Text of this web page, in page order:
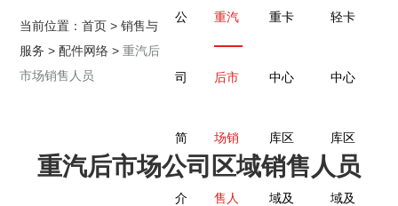
当前位置：首页 >销售与
服务 >配件网络 >重汽后
市场销售人员
公
司
简
介
重汽
后市
场销
售人
重卡
中心
库区
域及
轻卡
中心
库区
域及
重汽后市场公司区域销售人员